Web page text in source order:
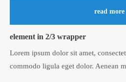
read more
element in 2/3 wrapper
Lorem ipsum dolor sit amet,
commodo ligula eget dolor. Aenean